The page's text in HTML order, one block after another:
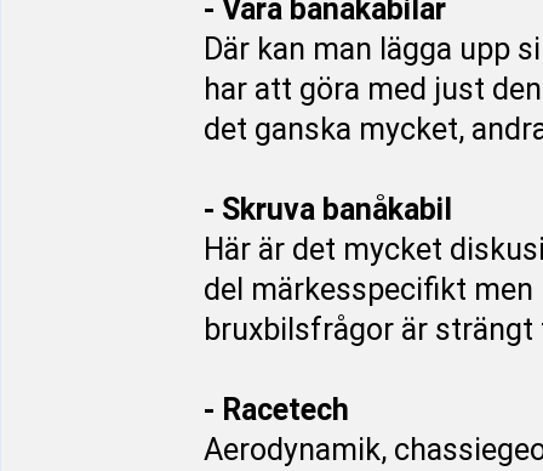
- Våra banåkabilar
Där kan man lägga upp
har att göra med just
det ganska mycket,
- Skruva banåkabil
Här är det mycket
del märkesspecifikt men
bruxbilsfrågor är strängt
- Racetech
Aerodynamik,